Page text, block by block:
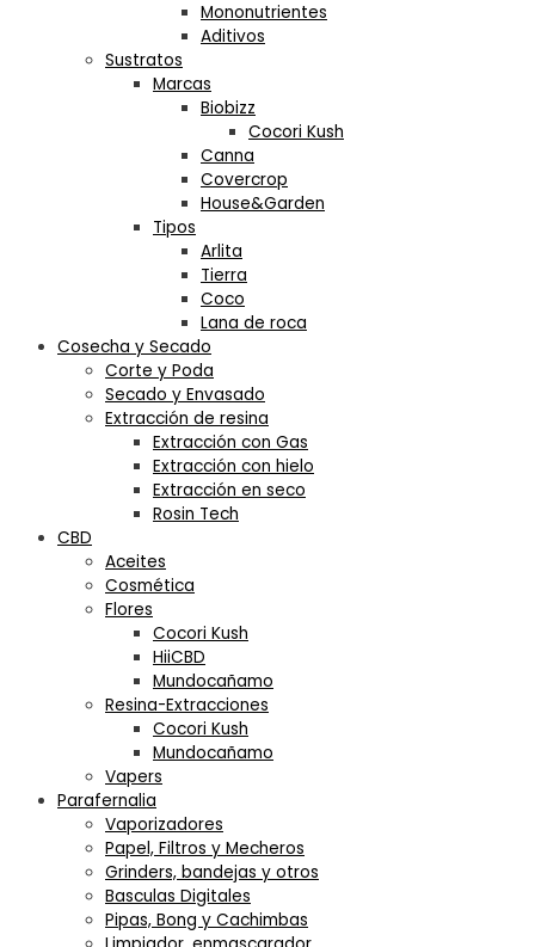
Mononutrientes
Aditivos
Sustratos
Marcas
Biobizz
Cocori Kush
Canna
Covercrop
House&Garden
Tipos
Arlita
Tierra
Coco
Lana de roca
Cosecha y Secado
Corte y Poda
Secado y Envasado
Extracción de resina
Extracción con Gas
Extracción con hielo
Extracción en seco
Rosin Tech
CBD
Aceites
Cosmética
Flores
Cocori Kush
HiiCBD
Mundocañamo
Resina-Extracciones
Cocori Kush
Mundocañamo
Vapers
Parafernalia
Vaporizadores
Papel, Filtros y Mecheros
Grinders, bandejas y otros
Basculas Digitales
Pipas, Bong y Cachimbas